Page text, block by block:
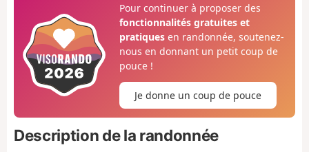
Pour continuer à proposer des
fonctionnalités gratuites et
pratiquesen randonnée, soutenez-
nous en donnant un petit coup de
pouce !
Je donne un coup de pouce
Description de la randonnée